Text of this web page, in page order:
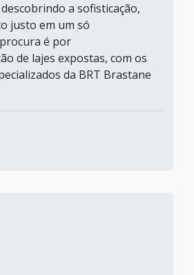
a sofisticação,
justo em um só
é por
de lajes expostas, com os
da BRT Brastane